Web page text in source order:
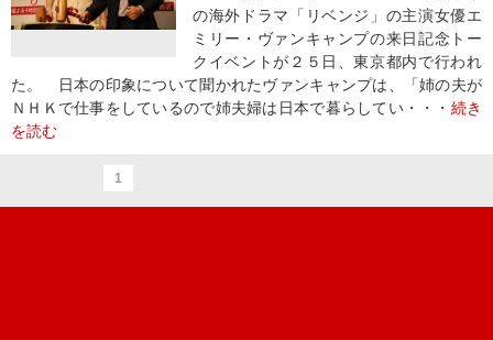
の海外ドラマ「リベンジ」の主演女優エ
ミリー・ヴァンキャンプの来日記念トー
クイベントが２５日、東京都内で行われ
た。 日本の印象について聞かれたヴァンキャンプは、「姉の夫が
ＮＨＫで仕事をしているので姉夫婦は日本で暮らしてい・・・ 続き
を読む
1